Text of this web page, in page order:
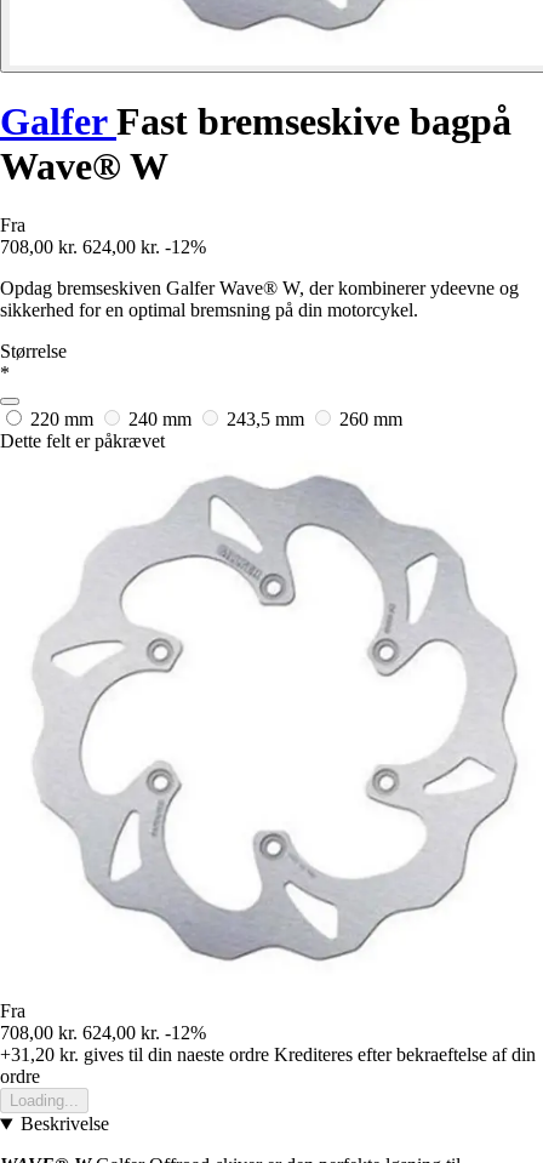
GalferFast bremseskive bagpå
Wave® W
Fra
708,00 kr. 624,00 kr. -12%
Opdag bremseskiven Galfer Wave® W, der kombinerer ydeevne og
sikkerhed for en optimal bremsning på din motorcykel.
Størrelse
*
220 mm 240 mm 243,5 mm
260 mm
Dette felt er påkrævet
Fra
708,00 kr. 624,00 kr. -12%
+31,20 kr. gives til din naeste ordre Krediteres efter bekraeftelse af din
ordre
Loading...
Beskrivelse